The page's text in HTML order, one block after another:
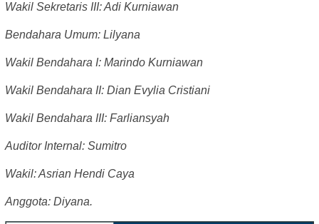
Wakil Sekretaris III: Adi Kurniawan
Bendahara Umum: Lilyana
Wakil Bendahara I: Marindo Kurniawan
Wakil Bendahara II: Dian Evylia Cristiani
Wakil Bendahara III: Farliansyah
Auditor Internal: Sumitro
Wakil: Asrian Hendi Caya
Anggota: Diyana.